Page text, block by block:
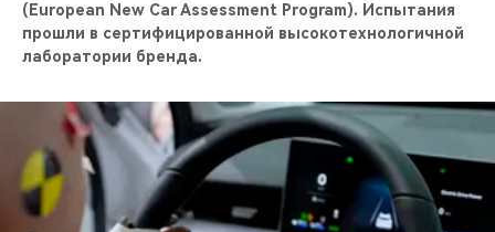
НОВИНКИ
БЛАГОТВОРИТЕЛЬНОСТЬ
CHERY REMOTE
CHERY И СПОРТ
НАШИ МЕРОПРИЯТИЯ
(European New Car Assessment Program). Испытания
прошли в сертифицированной высокотехнологичной
лаборатории бренда.